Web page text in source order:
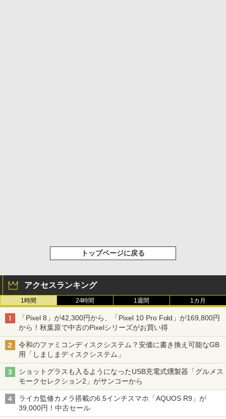
トップページに戻る
アクセスランキング
1時間 24時間 1週間 1カ月
「Pixel 8」が42,300円から、「Pixel 10 Pro Fold」が169,800円
から！秋葉原で中古のPixelシリーズがお買い得
令和のファミコンディスクシステム？安価に書き換え可能なGB
用「しましまディスクシステム」
ショットグラスも入るようになったUSB充電式燻製器「グルメス
モークセレクション2」がサンコーから
ライカ監修カメラ搭載の6.5インチスマホ「AQUOS R9」が
39,000円！中古セール